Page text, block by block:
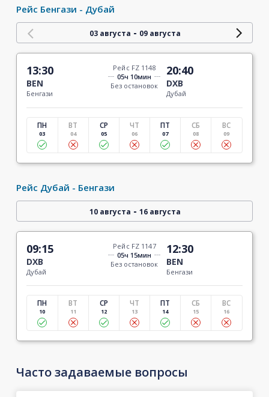
Рейс Бенгази - Дубай
03 августа - 09 августа
13:30
BEN
Бенгази
Рейс FZ 1148
05ч 10мин
Без остановок
20:40
DXB
Дубай
ПН
03
ВТ
04
СР
05
ЧТ
06
ПТ
07
СБ
08
ВС
09
Рейс Дубай - Бенгази
10 августа - 16 августа
09:15
DXB
Дубай
Рейс FZ 1147
05ч 15мин
Без остановок
12:30
BEN
Бенгази
ПН
10
ВТ
11
СР
12
ЧТ
13
ПТ
14
СБ
15
ВС
16
Часто задаваемые вопросы